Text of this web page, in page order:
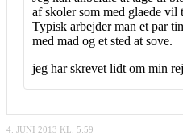
af skoler som med glaede vil
Typisk arbejder man et par
med mad og et sted at sove.
jeg har skrevet lidt om min
4. JUNI 2013 KL. 5:59